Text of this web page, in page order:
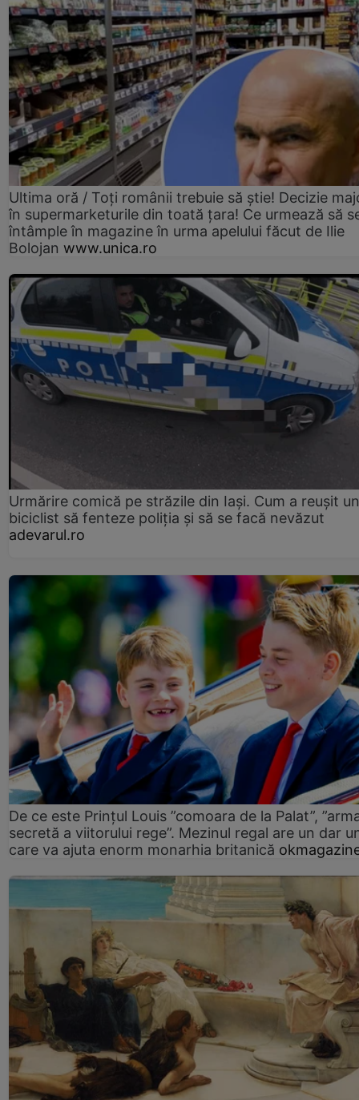
Ultima oră / Toți românii trebuie să știe! Decizie
în supermarketurile din toată țara! Ce urmează să
întâmple în magazine în urma apelului făcut de Ilie
Bolojan www.unica.ro
Urmărire comică pe străzile din Iași. Cum a reușit un
biciclist să fenteze poliția și să se facă nevăzut
adevarul.ro
De ce este Prințul Louis ”comoara de la Palat”,
secretă a viitorului rege”. Mezinul regal are un dar
care va ajuta enorm monarhia britanică